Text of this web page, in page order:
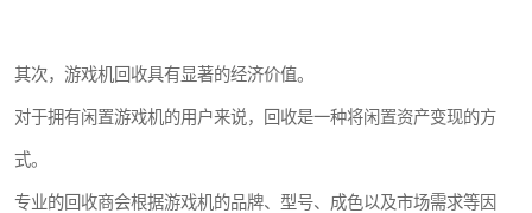
其次，游戏机回收具有显著的经济价值。
对于拥有闲置游戏机的用户来说，回收是一种将闲置资产变现的方
式。
专业的回收商会根据游戏机的品牌、型号、成色以及市场需求等因